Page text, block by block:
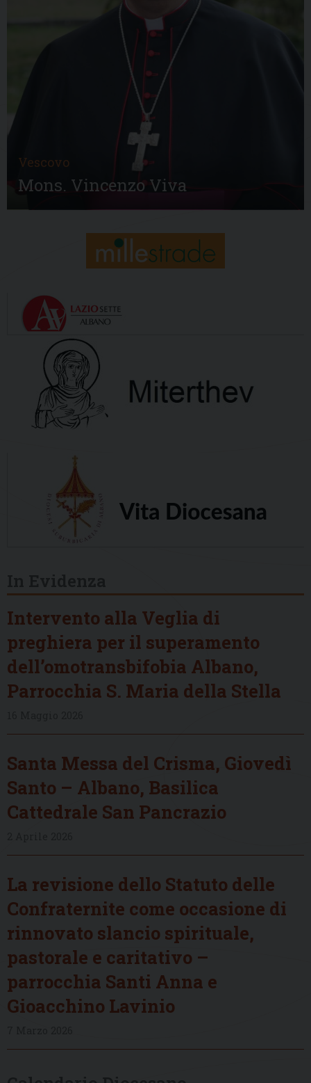
Vescovo
Mons. Vincenzo Viva
Intervento alla Veglia di
preghiera per il superamento
dell’omotransbifobia Albano,
Parrocchia S. Maria della Stella
Santa Messa del Crisma, Giovedì
Santo – Albano, Basilica
Cattedrale San Pancrazio
La revisione dello Statuto delle
Confraternite come occasione di
rinnovato slancio spirituale,
pastorale e caritativo –
parrocchia Santi Anna e
Gioacchino Lavinio